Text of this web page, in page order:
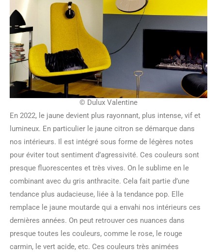
© Dulux Valentine
En 2022, le jaune devient plus rayonnant, plus intense, vif et
lumineux. En particulier le jaune citron se démarque dans
nos intérieurs. Il est intégré sous forme de légères notes
pour éviter tout sentiment d’agressivité. Ces couleurs sont
presque fluorescentes et très vives. On le sublime en le
combinant avec du gris anthracite. Cela fait partie d’une
tendance plus audacieuse, liée à la tendance pop. Elle
remplace le jaune moutarde qui a envahi nos intérieurs ces
dernières années. On peut retrouver ces nuances dans
presque toutes les couleurs, comme le rose, le rouge
carmin, le vert acide, etc. Ces couleurs très animées